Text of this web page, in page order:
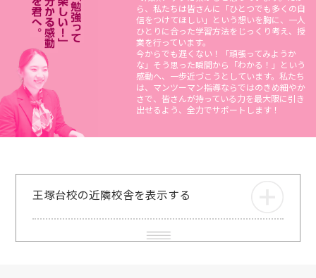
ら、私たちは皆さんに「ひとつでも多くの自
信をつけてほしい」という想いを胸に、一人
ひとりに合った学習方法をじっくり考え、授
業を行っています。
今からでも遅くない！「頑張ってみようか
な」そう思った瞬間から「わかる！」という
感動へ、一歩近づこうとしています。私たち
は、マンツーマン指導ならではのきめ細やか
さで、皆さんが持っている力を最大限に引き
出せるよう、全力でサポートします！
王塚台校の近隣校舎を表示する